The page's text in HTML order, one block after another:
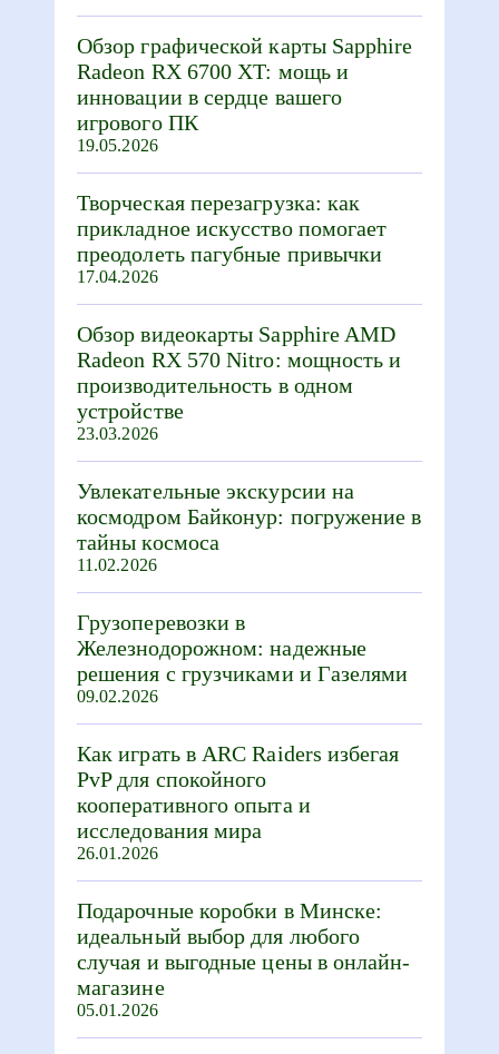
Обзор графической карты Sapphire
Radeon RX 6700 XT: мощь и
инновации в сердце вашего
игрового ПК
19.05.2026
Творческая перезагрузка: как
прикладное искусство помогает
преодолеть пагубные привычки
17.04.2026
Обзор видеокарты Sapphire AMD
Radeon RX 570 Nitro: мощность и
производительность в одном
устройстве
23.03.2026
Увлекательные экскурсии на
космодром Байконур: погружение в
тайны космоса
11.02.2026
Грузоперевозки в
Железнодорожном: надежные
решения с грузчиками и Газелями
09.02.2026
Как играть в ARC Raiders избегая
PvP для спокойного
кооперативного опыта и
исследования мира
26.01.2026
Подарочные коробки в Минске:
идеальный выбор для любого
случая и выгодные цены в онлайн-
магазине
05.01.2026